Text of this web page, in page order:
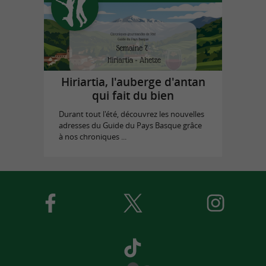
Hiriartia, l'auberge d'antan
qui fait du bien
Durant tout l'été, découvrez les nouvelles
adresses du Guide du Pays Basque grâce
à nos chroniques ...